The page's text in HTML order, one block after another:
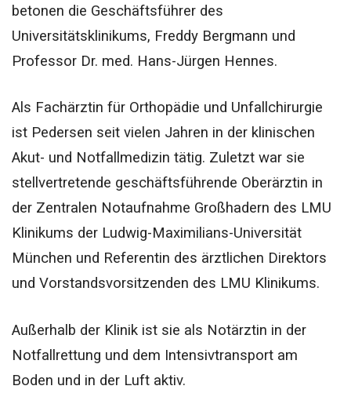
betonen die Geschäftsführer des
Universitätsklinikums, Freddy Bergmann und
Professor Dr. med. Hans-Jürgen Hennes.
Als Fachärztin für Orthopädie und Unfallchirurgie
ist Pedersen seit vielen Jahren in der klinischen
Akut- und Notfallmedizin tätig. Zuletzt war sie
stellvertretende geschäftsführende Oberärztin in
der Zentralen Notaufnahme Großhadern des LMU
Klinikums der Ludwig-Maximilians-Universität
München und Referentin des ärztlichen Direktors
und Vorstandsvorsitzenden des LMU Klinikums.
Außerhalb der Klinik ist sie als Notärztin in der
Notfallrettung und dem Intensivtransport am
Boden und in der Luft aktiv.